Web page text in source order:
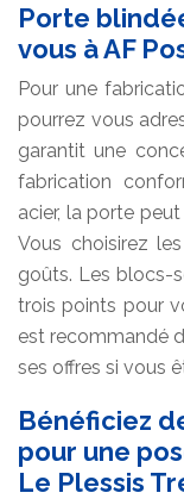
Porte
vous à AF
Pour une
pourrez vous
garantit une
fabrication
acier, la porte
Vous choisirez
goûts. Les blocs-
trois points pour
est recommandé
ses offres si vous
Bénéficiez
pour une
Le Plessis